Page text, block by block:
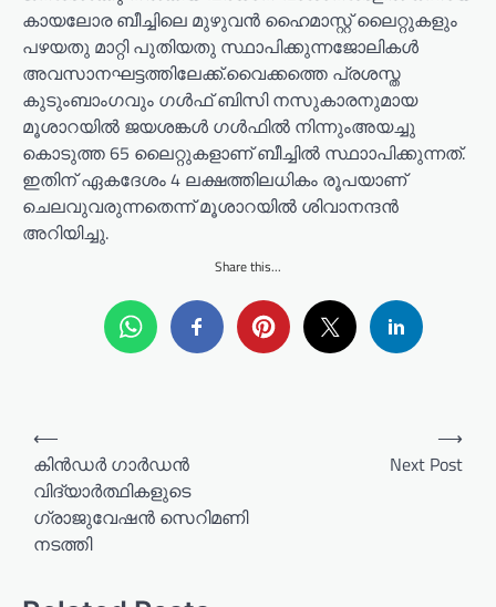
കായലോര ബീച്ചിലെ മുഴുവൻ ഹൈമാസ്റ്റ് ലൈറ്റുകളും
പഴയതു മാറ്റി പുതിയതു സ്ഥാപിക്കുന്നജോലികൾ
അവസാനഘട്ടത്തിലേക്ക്.വൈക്കത്തെ പ്രശസ്ത
കുടുംബാംഗവും ഗൾഫ് ബിസി നസുകാരനുമായ
മൂശാറയിൽ ജയശങ്കൾ ഗൾഫിൽ നിന്നുംഅയച്ചു
കൊടുത്ത 65 ലൈറ്റുകളാണ് ബീച്ചിൽ സ്ഥാാപിക്കുന്നത്.
ഇതിന് ഏകദേശം 4 ലക്ഷത്തിലധികം രൂപയാണ്
ചെലവുവരുന്നതെന്ന് മൂശാറയിൽ ശിവാനന്ദൻ
അറിയിച്ചു.
Share this...
⟵
കിൻഡർ ഗാർഡൻ
വിദ്യാർത്ഥികളുടെ
ഗ്രാജുവേഷൻ സെറിമണി
നടത്തി
Next Post
⟶